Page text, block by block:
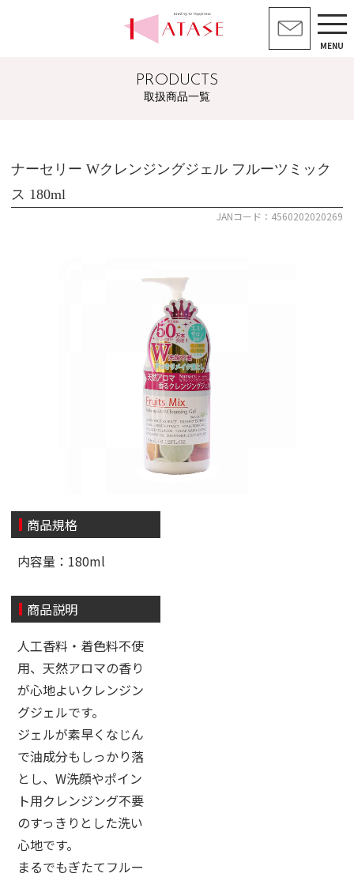
MENU
PRODUCTS
取扱商品一覧
ナーセリー Wクレンジングジェル フルーツミック
ス 180ml
JANコード：4560202020269
商品規格
内容量：180ml
商品説明
人工香料・着色料不使
用、天然アロマの香り
が心地よいクレンジン
グジェルです。
ジェルが素早くなじん
で油成分もしっかり落
とし、W洗顔やポイン
ト用クレンジング不要
のすっきりとした洗い
心地です。
まるでもぎたてフルー